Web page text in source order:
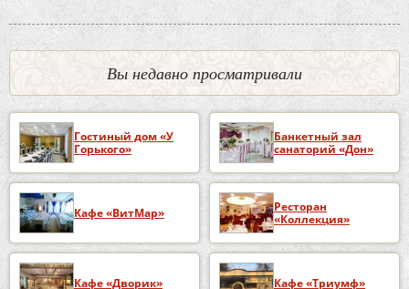
Вы недавно просматривали
Гостиный дом «У
Горького»
Банкетный зал
санаторий «Дон»
Кафе «ВитМар»
Ресторан
«Коллекция»
Кафе «Дворик» Кафе «Триумф»